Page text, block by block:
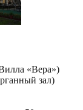
«Вера»)
зал)